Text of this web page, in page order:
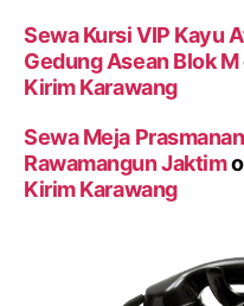
Sewa Kursi VIP Kayu
Gedung Asean Blok M
Kirim Karawang
Sewa Meja
Rawamangun Jaktim
Kirim Karawang